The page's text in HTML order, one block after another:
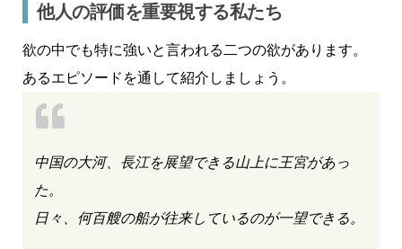
他人の評価を重要視する私たち
欲の中でも特に強いと言われる二つの欲があります。
あるエピソードを通して紹介しましょう。
中国の大河、長江を展望できる山上に王宮があっ
た。
日々、何百艘の船が往来しているのが一望できる。